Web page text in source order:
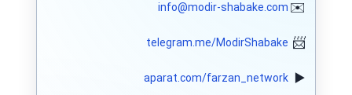
info@modir-shabake.com
telegram.me/ModirShabake
aparat.com/farzan_network